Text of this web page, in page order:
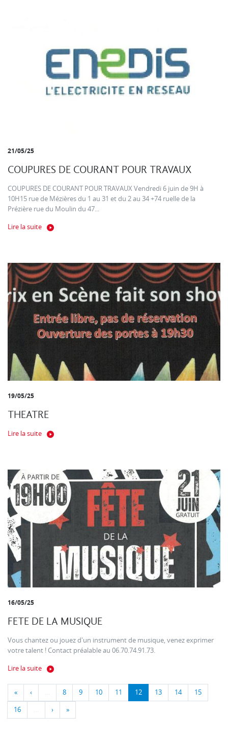
21/05/25
COUPURES DE COURANT POUR TRAVAUX
COUPURES DE COURANT POUR TRAVAUX Vendredi 6 juin de 9H à
10H15 rue de Mézières du 1 au 31 et du 2 au 34 +74 ruelle de la
Prézière rue du Moulin du 47...
Lire la suite
19/05/25
THEATRE
Lire la suite
16/05/25
FETE DE LA MUSIQUE
Vous chantez ou jouez d'un instrument de musique, venez exprimer
votre talent ! Contact préalable au 06.70.74.91.73.
Lire la suite
« ‹ … 8 9 10 11 12 13 14 15
16 … › »